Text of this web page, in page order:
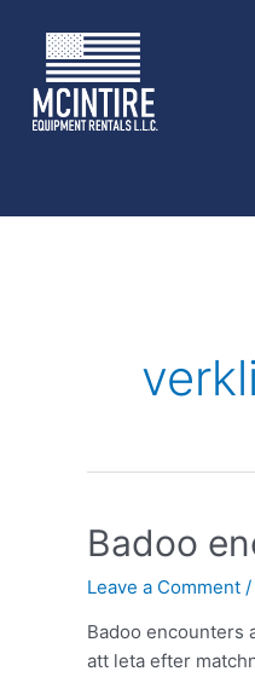
Badoo
Leave a Comment /
Badoo encounters
att leta efter